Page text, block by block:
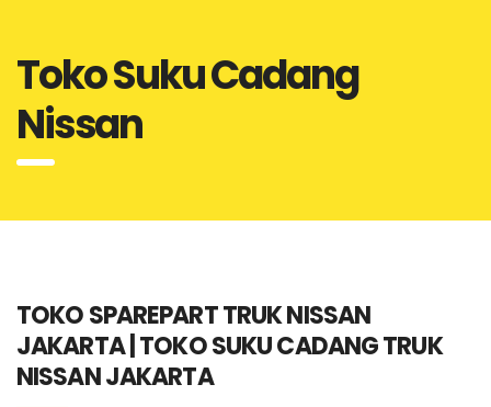
Toko Suku Cadang
Nissan
TOKO SPAREPART TRUK NISSAN
JAKARTA | TOKO SUKU CADANG TRUK
NISSAN JAKARTA